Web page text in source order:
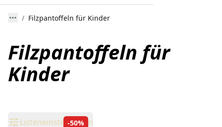
Filzpantoffeln für Kinder
Filzpantoffeln für
Kinder
Listeneinstellungen
-50%